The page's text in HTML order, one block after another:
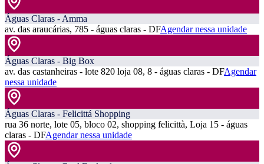
Águas Claras - Amma
av. das araucárias, 785 - águas claras - DFAgendar nessa unidade
Águas Claras - Big Box
av. das castanheiras - lote 820 loja 08, 8 - águas claras - DFAgendar
nessa unidade
Águas Claras - Felicittá Shopping
rua 36 norte, lote 05, bloco 02, shopping felicittà, Loja 15 - águas
claras - DFAgendar nessa unidade